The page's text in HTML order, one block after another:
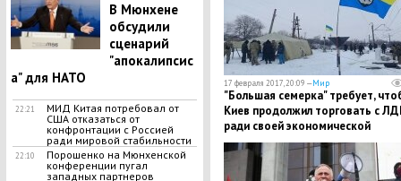
В Мюнхене
обсудили
сценарий
"апокалипсис
а" для НАТО
22:21
МИД Китая потребовал от
США отказаться от
конфронтации с Россией
ради мировой стабильности
22:10
Порошенко на Мюнхенской
конференции пугал
западных партнеров
17 февраля 2017, 20:09 —Мир
"Большая семерка" требует,
Киев продолжил торговать с
ради своей экономической
безопасности